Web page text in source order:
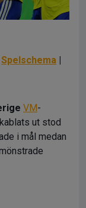
Spelschema |
VM-
ut stod
i mål medan